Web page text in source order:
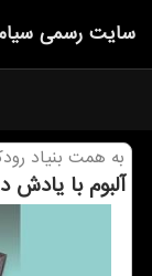
سایت رسمی
به همت بنیاد
آلبوم با یادش